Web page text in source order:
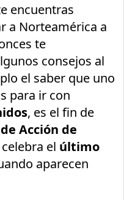
encuentras
a Norteamérica a
te
consejos al
el saber que uno
para ir con
, es el fin de
Acción de
el último
aparecen